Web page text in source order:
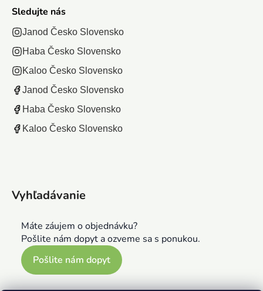
Sledujte nás
Janod Česko Slovensko
Haba Česko Slovensko
Kaloo Česko Slovensko
Janod Česko Slovensko
Haba Česko Slovensko
Kaloo Česko Slovensko
Vyhľadávanie
Máte záujem o objednávku?
Pošlite nám dopyt a ozveme sa s ponukou.
Pošlite nám dopyt